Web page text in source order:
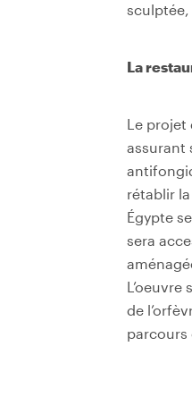
sculptée,
La
Le projet
assurant
rétablir
Égypte
sera
de
parcours